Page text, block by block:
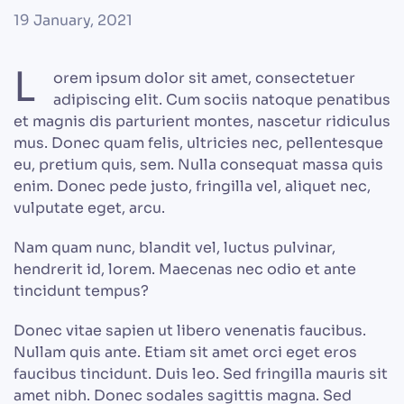
19 January, 2021
L
orem ipsum dolor sit amet, consectetuer
adipiscing elit. Cum sociis natoque penatibus
et magnis dis parturient montes, nascetur ridiculus
mus. Donec quam felis, ultricies nec, pellentesque
eu, pretium quis, sem. Nulla consequat massa quis
enim. Donec pede justo, fringilla vel, aliquet nec,
vulputate eget, arcu.
Nam quam nunc, blandit vel, luctus pulvinar,
hendrerit id, lorem. Maecenas nec odio et ante
tincidunt tempus?
Donec vitae sapien ut libero venenatis faucibus.
Nullam quis ante. Etiam sit amet orci eget eros
faucibus tincidunt. Duis leo. Sed fringilla mauris sit
amet nibh. Donec sodales sagittis magna. Sed